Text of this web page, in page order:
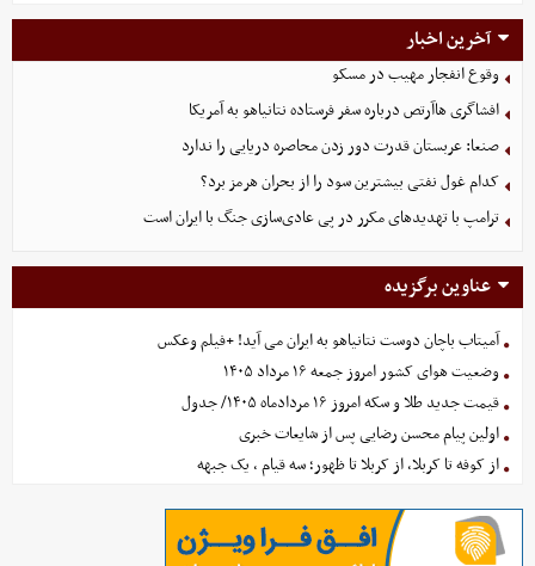
آخرین اخبار
وقوع انفجار مهیب در مسکو
افشاگری هاآرتص درباره سفر فرستاده نتانیاهو به آمریکا
صنعا: عربستان قدرت دور زدن محاصره دریایی را ندارد
کدام غول نفتی بیشترین سود را از بحران هرمز برد؟
ترامپ با تهدیدهای مکرر در پی عادی‌سازی جنگ با ایران است
عناوین برگزیده
آمیتاب باچان دوست نتانیاهو به ایران می آید! +فیلم وعکس
وضعیت هوای کشور امروز جمعه ۱۶ مرداد ۱۴۰۵
قیمت جدید طلا و سکه امروز ۱۶ مردادماه ۱۴۰۵/ جدول
اولین پیام محسن رضایی پس از شایعات خبری
از کوفه تا کربلا، از کربلا تا ظهور؛ سه قیام ، یک جبهه